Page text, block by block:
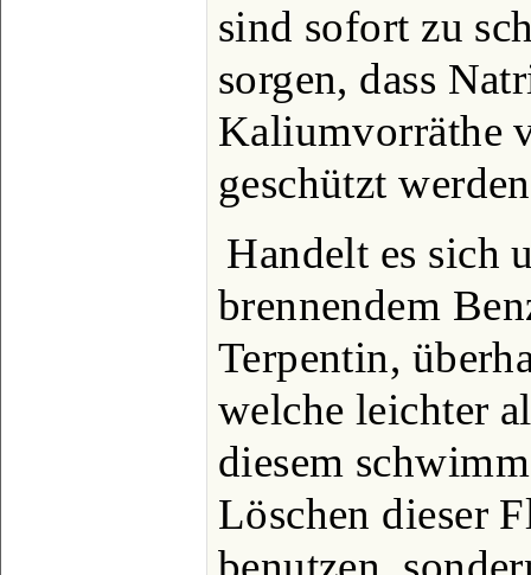
sind sofort zu
sorgen, dass
Kaliumvorräthe
geschützt
Handelt es sich
brennendem
Terpentin,
welche leichter
diesem
Löschen dieser